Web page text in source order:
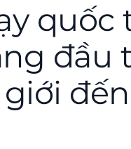
quốc
đầu